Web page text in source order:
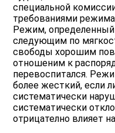
специальной
требованиями
Режим,
следующим по
свободы хорошим
отношеним к
перевоспитался.
более жесткий, если
систематически
систематически
отрицателно влияет